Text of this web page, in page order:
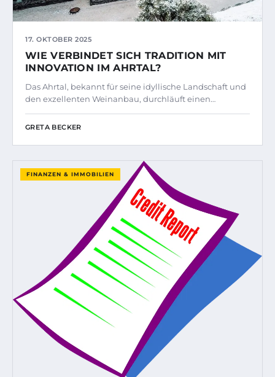
17. OKTOBER 2025
WIE VERBINDET SICH TRADITION MIT
INNOVATION IM AHRTAL?
Das Ahrtal, bekannt für seine idyllische Landschaft und
den exzellenten Weinanbau, durchläuft einen…
GRETA BECKER
FINANZEN & IMMOBILIEN